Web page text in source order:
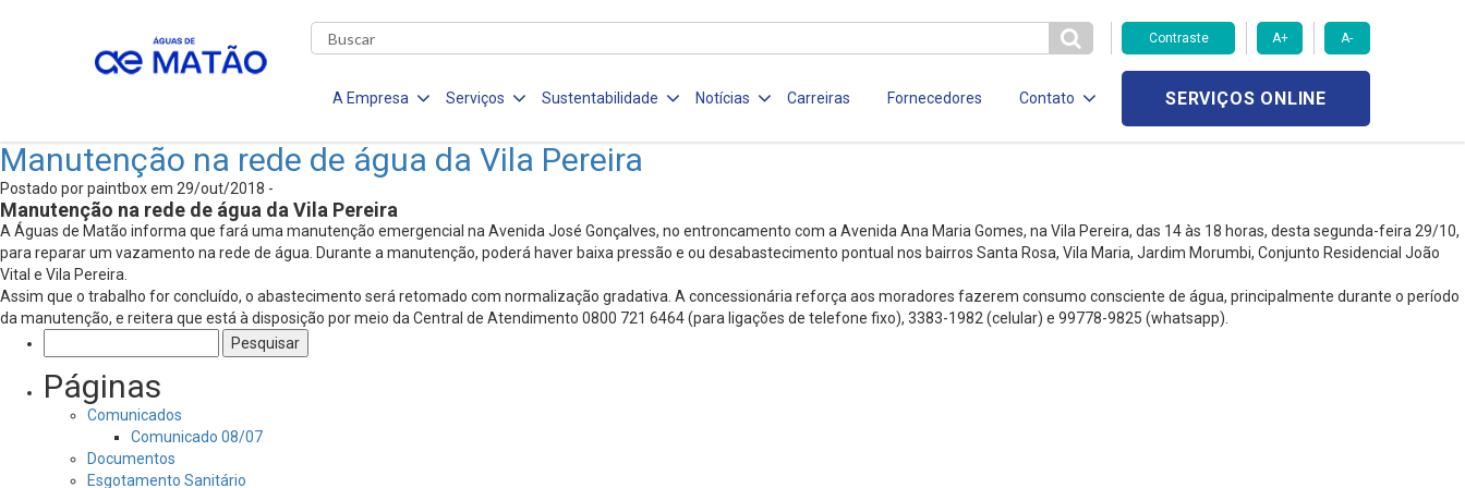
Contraste A+ A-
A Empresa Serviços Sustentabilidade Notícias Carreiras Fornecedores Contato SERVIÇOS ONLINE
Manutenção na rede de água da Vila Pereira
Postado por paintbox em 29/out/2018 -
Manutenção na rede de água da Vila Pereira
A Águas de Matão informa que fará uma manutenção emergencial na Avenida José Gonçalves, no entroncamento com a Avenida Ana Maria Gomes, na Vila Pereira, das 14 às 18 horas, desta segunda-feira 29/10,
para reparar um vazamento na rede de água. Durante a manutenção, poderá haver baixa pressão e ou desabastecimento pontual nos bairros Santa Rosa, Vila Maria, Jardim Morumbi, Conjunto Residencial João
Vital e Vila Pereira.
Assim que o trabalho for concluído, o abastecimento será retomado com normalização gradativa. A concessionária reforça aos moradores fazerem consumo consciente de água, principalmente durante o período
da manutenção, e reitera que está à disposição por meio da Central de Atendimento 0800 721 6464 (para ligações de telefone fixo), 3383-1982 (celular) e 99778-9825 (whatsapp).
por:
Páginas
Comunicados
Comunicado 08/07
Documentos
Esgotamento Sanitário